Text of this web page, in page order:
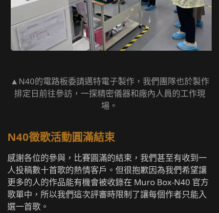
▲N40的電路板委請邁特電子製作，我們團隊也於製作
排定日前往參訪，一探精密儀器和廠內人員的工作現
場。
N40徵歌活動圓滿結束
感謝各位的參與，比賽圓滿的結束，我們甚至有收到一
人投稿數十首歌的熱情客戶。但很抱歉因為我們希望讓
更多的人的作品能有機會被收錄在 Muro Box-N40 官方
歌單中，所以我們這次評審時限制了讓每個作者只能入
選一首歌。